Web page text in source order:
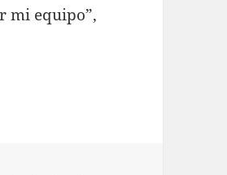
mi equipo”,